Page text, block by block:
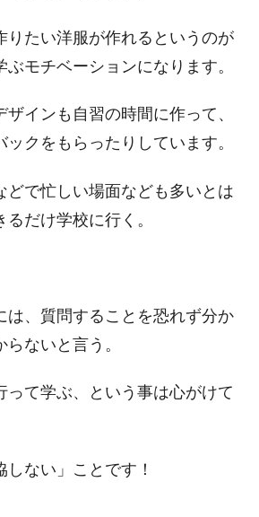
りたい洋服が作れるというのが
モチベーションになります。
インも自習の時間に作って、
クをもらったりしています。
どで忙しい場面なども多いとは
だけ学校に行く。
は、質問することを恐れず分か
ないと言う。
って学ぶ、という事は心がけて
ない」ことです！